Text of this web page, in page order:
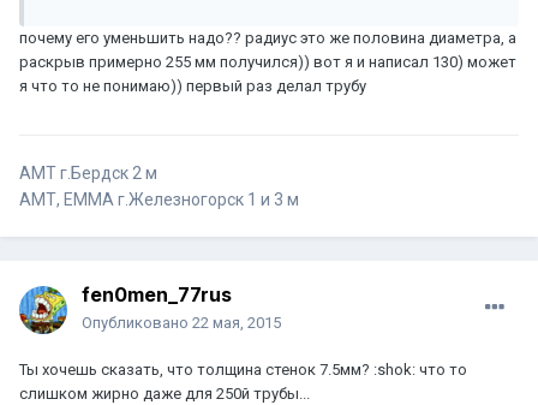
почему его уменьшить надо?? радиус это же половина диаметра, а
раскрыв примерно 255 мм получился)) вот я и написал 130) может
я что то не понимаю)) первый раз делал трубу
AMT г.Бердск 2 м
АМТ, EMMA г.Железногорск 1 и 3 м
fen0men_77rus
Опубликовано 22 мая, 2015
Ты хочешь сказать, что толщина стенок 7.5мм? :shok: что то
слишком жирно даже для 250й трубы...